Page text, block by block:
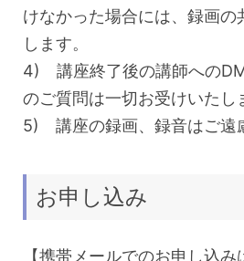
けなかった場合には、録画の
します。
4) 講座終了後の講師への
のご質問は一切お受けいたし
5) 講座の録画、録音はご遠
お申し込み
【携帯メールでのお申し込み